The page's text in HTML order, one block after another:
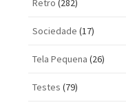
Retro (282)
Sociedade (17)
Tela Pequena (26)
Testes (79)